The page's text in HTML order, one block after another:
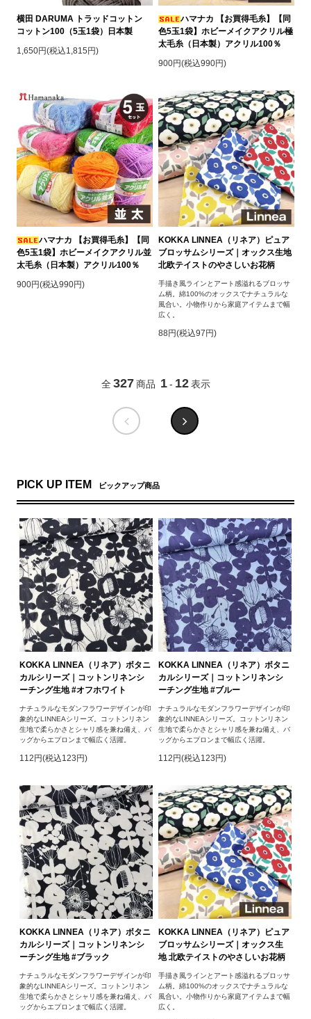
横田 DARUMA トラッドコットン
コットン100（5玉1袋）日本製
1,650円(税込1,815円)
ハマナカ 【お買得毛糸】【同
色5玉1袋】ホビーメイクアクリル極
太毛糸（日本製）アクリル100％
900円(税込990円)
ハマナカ 【お買得毛糸】【同
色5玉1袋】ホビーメイクアクリル並
太毛糸（日本製）アクリル100％
900円(税込990円)
KOKKA LINNEA（リネア）ピュア
ブロッサムシリーズ｜オックス生地
北欧テイストのやさしいお花柄
手描き風ラインとアート感溢れるブロッサ
ム柄。綿100%のオックスでナチュラルな
風合い。小物作りから家庭アイテムまで幅
広く。
88円(税込97円)
全 327 商品 1 - 12 表示
PICK UP ITEM ピックアップ商品
KOKKA LINNEA（リネア）ボタニ
カルシリーズ｜コットンリネンシ
ーチング生地 #オフホワイト
ナチュラルなモダンフラワーデザインが印
象的なLINNEAシリーズ。コットンリネン
生地で柔らかさとシャリ感を兼ね備え、バ
ッグからエプロンまで幅広く活躍。
112円(税込123円)
KOKKA LINNEA（リネア）ボタニ
カルシリーズ｜コットンリネンシ
ーチング生地 #ブルー
ナチュラルなモダンフラワーデザインが印
象的なLINNEAシリーズ。コットンリネン
生地で柔らかさとシャリ感を兼ね備え、バ
ッグからエプロンまで幅広く活躍。
112円(税込123円)
KOKKA LINNEA（リネア）ボタニ
カルシリーズ｜コットンリネンシ
ーチング生地 #ブラック
ナチュラルなモダンフラワーデザインが印
象的なLINNEAシリーズ。コットンリネン
生地で柔らかさとシャリ感を兼ね備え、バ
ッグからエプロンまで幅広く活躍。
KOKKA LINNEA（リネア）ピュア
ブロッサムシリーズ｜オックス生
地 北欧テイストのやさしいお花柄
手描き風ラインとアート感溢れるブロッサ
ム柄。綿100%のオックスでナチュラルな
風合い。小物作りから家庭アイテムまで幅
広く。